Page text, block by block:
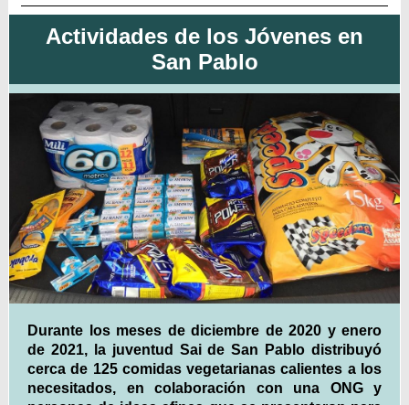
Actividades de los Jóvenes en
San Pablo
Durante los meses de diciembre de 2020 y enero
de 2021, la juventud Sai de San Pablo distribuyó
cerca de 125 comidas vegetarianas calientes a los
necesitados, en colaboración con una ONG y